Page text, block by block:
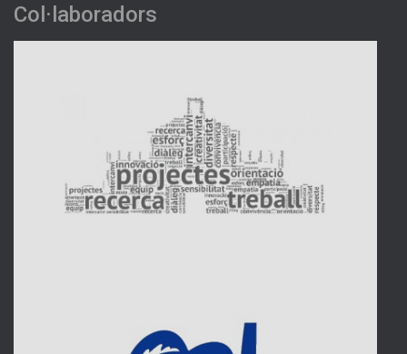
Col·laboradors